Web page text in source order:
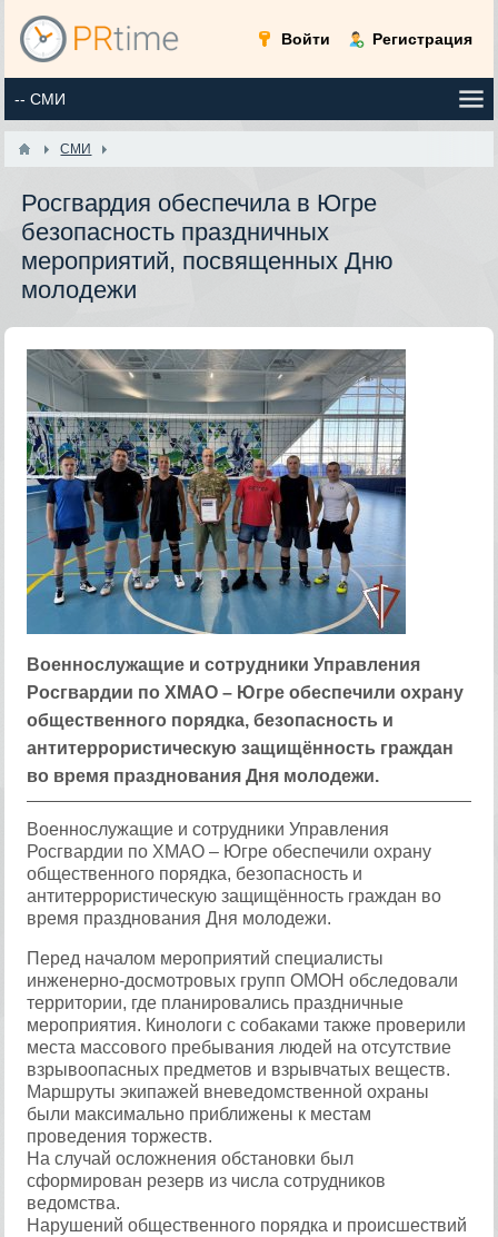
Войти Регистрация
СМИ
Росгвардия обеспечила в Югре
безопасность праздничных
мероприятий, посвященных Дню
молодежи
Военнослужащие и сотрудники Управления
Росгвардии по ХМАО – Югре обеспечили охрану
общественного порядка, безопасность и
антитеррористическую защищённость граждан
во время празднования Дня молодежи.
Военнослужащие и сотрудники Управления
Росгвардии по ХМАО – Югре обеспечили охрану
общественного порядка, безопасность и
антитеррористическую защищённость граждан во
время празднования Дня молодежи.
Перед началом мероприятий специалисты
инженерно-досмотровых групп ОМОН обследовали
территории, где планировались праздничные
мероприятия. Кинологи с собаками также проверили
места массового пребывания людей на отсутствие
взрывоопасных предметов и взрывчатых веществ.
Маршруты экипажей вневедомственной охраны
были максимально приближены к местам
проведения торжеств.
На случай осложнения обстановки был
сформирован резерв из числа сотрудников
ведомства.
Нарушений общественного порядка и происшествий